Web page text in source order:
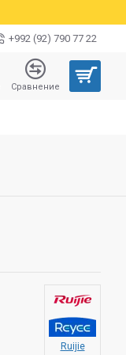
+992 (92) 790 77 22
Сравнение
Ruijie